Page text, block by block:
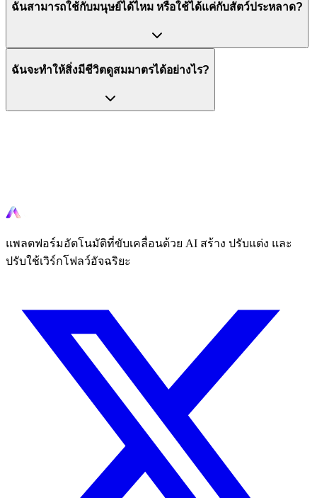
ฉันสามารถใช้กับมนุษย์ได้ไหม หรือใช้ได้แค่กับสัตว์ประหลาด?
ฉันจะทำให้สิ่งมีชีวิตดูสมมาตรได้อย่างไร?
แพลตฟอร์มอัตโนมัติที่ขับเคลื่อนด้วย AI สร้าง ปรับแต่ง และ
ปรับใช้เวิร์กโฟลว์อัจฉริยะ